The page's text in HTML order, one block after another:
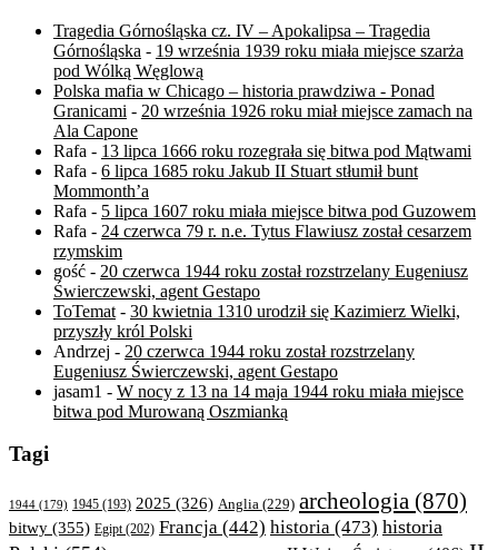
Tragedia Górnośląska cz. IV – Apokalipsa – Tragedia
Górnośląska - 19 września 1939 roku miała miejsce szarża
pod Wólką Węglową
Polska mafia w Chicago – historia prawdziwa - Ponad
Granicami - 20 września 1926 roku miał miejsce zamach na
Ala Capone
Rafa - 13 lipca 1666 roku rozegrała się bitwa pod Mątwami
Rafa - 6 lipca 1685 roku Jakub II Stuart stłumił bunt
Mommonth’a
Rafa - 5 lipca 1607 roku miała miejsce bitwa pod Guzowem
Rafa - 24 czerwca 79 r. n.e. Tytus Flawiusz został cesarzem
rzymskim
gość - 20 czerwca 1944 roku został rozstrzelany Eugeniusz
Świerczewski, agent Gestapo
ToTemat - 30 kwietnia 1310 urodził się Kazimierz Wielki,
przyszły król Polski
Andrzej - 20 czerwca 1944 roku został rozstrzelany
Eugeniusz Świerczewski, agent Gestapo
jasam1 - W nocy z 13 na 14 maja 1944 roku miała miejsce
bitwa pod Murowaną Oszmianką
Tagi
1944 (179) 1945 (193) 2025 (326) Anglia (229) archeologia (870)
bitwy (355) Egipt(202) Francja (442) historia (473) historia